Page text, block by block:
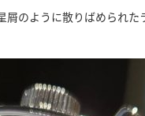
屑のように散りばめられ